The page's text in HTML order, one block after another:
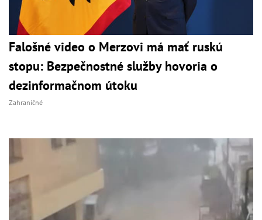
Falošné video o Merzovi má mať ruskú
stopu: Bezpečnostné služby hovoria o
dezinformačnom útoku
Zahraničné